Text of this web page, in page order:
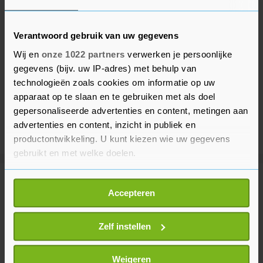
Verantwoord gebruik van uw gegevens
Wij en onze 1022 partners verwerken je persoonlijke
gegevens (bijv. uw IP-adres) met behulp van
technologieën zoals cookies om informatie op uw
apparaat op te slaan en te gebruiken met als doel
gepersonaliseerde advertenties en content, metingen aan
advertenties en content, inzicht in publiek en
productontwikkeling. U kunt kiezen wie uw gegevens
gebruikt en met welke doelen.
Als u het toestaat, willen we ook graag:
Informatie verzamelen over uw geografische
locatie, die tot een paar meter nauwkeurig kan zijn
Uw apparaat identificeren door het actief te
scannen op specifieke eigenschappen (fingerprinting)
Lees meer over hoe uw persoonlijke gegevens worden
Accepteren
Zelf instellen
Weigeren
Meer uit Binnenland
Tielen waarschuwt voor
kwetsbaarheid gelijkheidsstrijd